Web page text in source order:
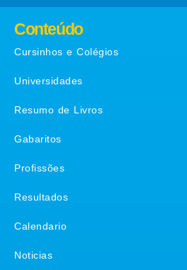
Conteúdo
Cursinhos e Colégios
Universidades
Resumo de Livros
Gabaritos
Profissões
Resultados
Calendario
Noticias